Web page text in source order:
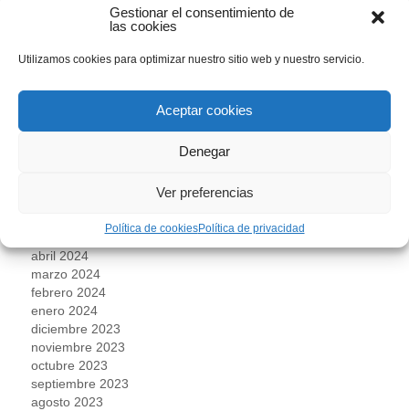
Gestionar el consentimiento de
las cookies
Utilizamos cookies para optimizar nuestro sitio web y nuestro servicio.
Aceptar cookies
Denegar
Ver preferencias
Política de cookiesPolítica de privacidad
marzo 2025
enero 2025
noviembre 2024
abril 2024
marzo 2024
febrero 2024
enero 2024
diciembre 2023
noviembre 2023
octubre 2023
septiembre 2023
agosto 2023